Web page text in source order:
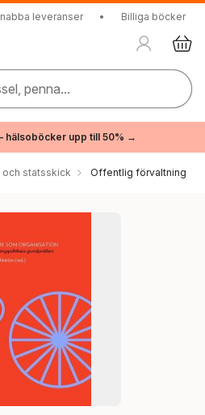
leveranser • Billiga böcker
penna...
hälsoböcker upp till 50% →
och statsskick Offentlig förvaltning